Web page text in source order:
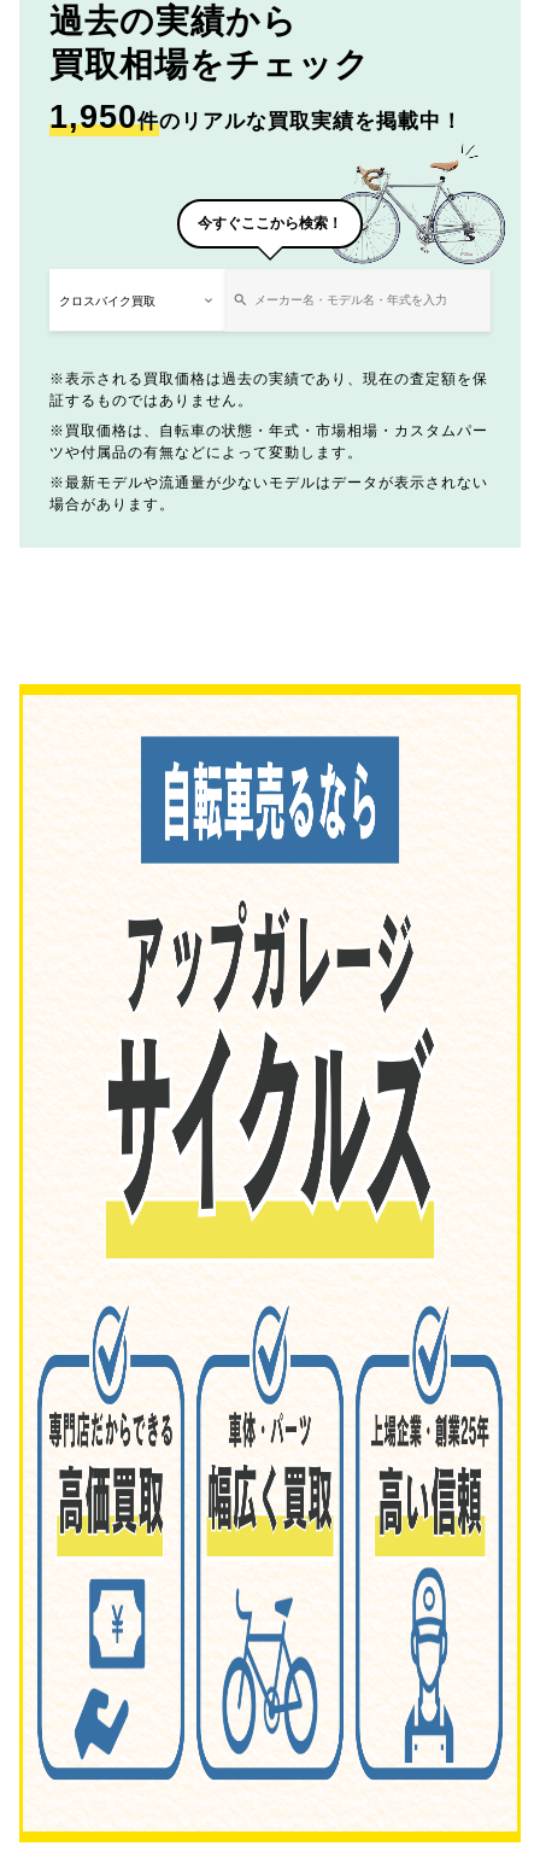
過去の実績から
買取相場をチェック
1,950件のリアルな買取実績を掲載中！
今すぐここから検索！
表示される買取価格は過去の実績であり、現在の査定額を保
証するものではありません。
買取価格は、自転車の状態・年式・市場相場・カスタムパー
ツや付属品の有無などによって変動します。
最新モデルや流通量が少ないモデルはデータが表示されない
場合があります。